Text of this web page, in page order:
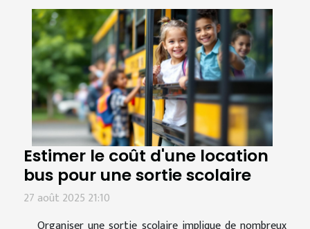
Estimer le coût d'une location
bus pour une sortie scolaire
27 août 2025 21:10